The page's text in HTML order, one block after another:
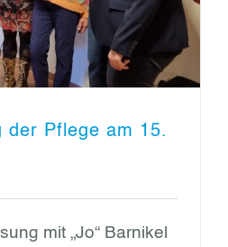
der Pflege am 15.
mit „Jo“ Barnikel